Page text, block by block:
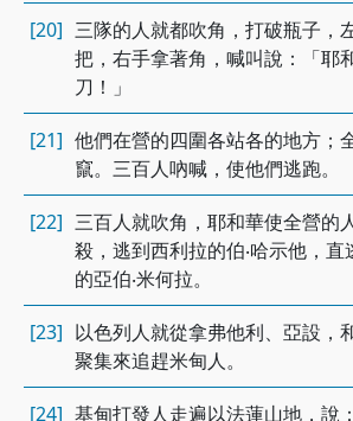
[20] 三隊的人就都吹角，打破瓶子，
把，右手拿著角，喊叫說：「耶
刀！」
[21] 他們在營的四圍各站各的地方；
竄。三百人吶喊，使他們逃跑。
[22] 三百人就吹角，耶和華使全營的
殺，逃到西利拉的伯‧哈示他，直
的亞伯‧米何拉。
[23] 以色列人就從拿弗他利、亞設，
聚集來追趕米甸人。
[24] 基甸打發人走遍以法蓮山地，說